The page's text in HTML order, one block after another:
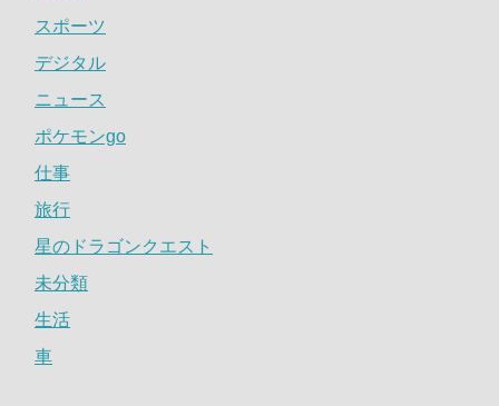
スポーツ
デジタル
ニュース
ポケモンgo
仕事
旅行
星のドラゴンクエスト
未分類
生活
車